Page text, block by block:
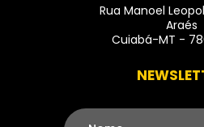
Rua Manoel
Araés
Cuiabá-MT -